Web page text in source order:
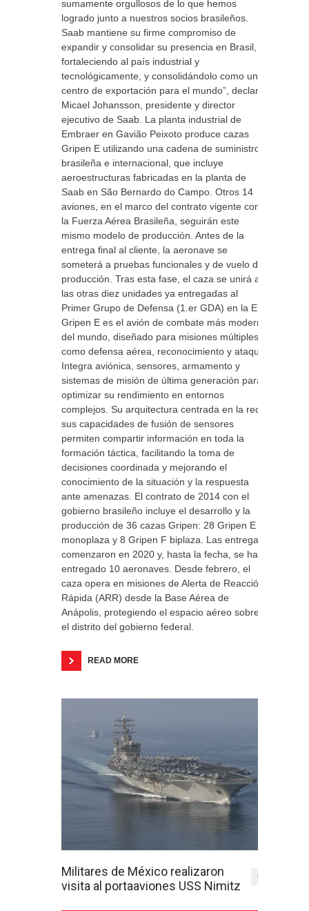
sumamente orgullosos de lo que hemos
logrado junto a nuestros socios brasileños.
Saab mantiene su firme compromiso de
expandir y consolidar su presencia en Brasil,
fortaleciendo al país industrial y
tecnológicamente, y consolidándolo como un
centro de exportación para el mundo”, declaró
Micael Johansson, presidente y director
ejecutivo de Saab. La planta industrial de
Embraer en Gavião Peixoto produce cazas
Gripen E utilizando una cadena de suministro
brasileña e internacional, que incluye
aeroestructuras fabricadas en la planta de
Saab en São Bernardo do Campo. Otros 14
aviones, en el marco del contrato vigente con
la Fuerza Aérea Brasileña, seguirán este
mismo modelo de producción. Antes de la
entrega final al cliente, la aeronave se
someterá a pruebas funcionales y de vuelo de
producción. Tras esta fase, el caza se unirá a
las otras diez unidades ya entregadas al
Primer Grupo de Defensa (1.er GDA) en la El
Gripen E es el avión de combate más moderno
del mundo, diseñado para misiones múltiples
como defensa aérea, reconocimiento y ataque.
Integra aviónica, sensores, armamento y
sistemas de misión de última generación para
optimizar su rendimiento en entornos
complejos. Su arquitectura centrada en la red y
sus capacidades de fusión de sensores
permiten compartir información en toda la
formación táctica, facilitando la toma de
decisiones coordinada y mejorando el
conocimiento de la situación y la respuesta
ante amenazas. El contrato de 2014 con el
gobierno brasileño incluye el desarrollo y la
producción de 36 cazas Gripen: 28 Gripen E
monoplaza y 8 Gripen F biplaza. Las entregas
comenzaron en 2020 y, hasta la fecha, se han
entregado 10 aeronaves. Desde febrero, el
caza opera en misiones de Alerta de Reacción
Rápida (ARR) desde la Base Aérea de
Anápolis, protegiendo el espacio aéreo sobre
el distrito del gobierno federal.
READ MORE
Militares de México realizaron
visita al portaaviones USS Nimitz
0